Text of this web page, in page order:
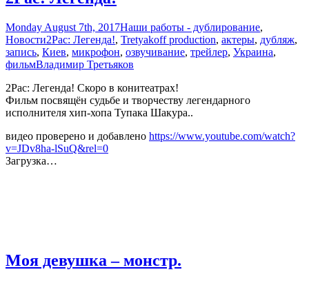
Monday August 7th, 2017Наши работы - дублирование,
Новости2Pac: Легенда!, Tretyakoff production, актеры, дубляж,
запись, Киев, микрофон, озвучивание, трейлер, Украина,
фильмВладимир Третьяков
2Pac: Легенда! Скоро в конитеатрах!
Фильм посвящён судьбе и творчеству легендарного
исполнителя хип-хопа Тупака Шакура..
видео проверено и добавлено https://www.youtube.com/watch?
v=JDv8ha-lSuQ&rel=0
Загрузка…
Моя девушка – монстр.